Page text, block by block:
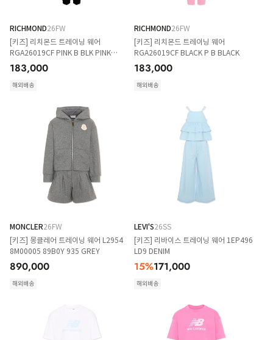
RICHMOND26FW
[키즈] 리치몬드 트레이닝 웨어
RGA26019CF PINK B BLK PINK
BEGONIA
183,000
해외배송
RICHMOND26FW
[키즈] 리치몬드 트레이닝 웨어
RGA26019CF BLACK P B BLACK
183,000
해외배송
MONCLER26FW
[키즈] 몽클레어 트레이닝 웨어 L2954
8M00005 89B0Y 935 GREY
890,000
해외배송
LEVI'S26SS
[키즈] 리바이스 트레이닝 웨어 1EP496
LD9 DENIM
15%171,000
해외배송